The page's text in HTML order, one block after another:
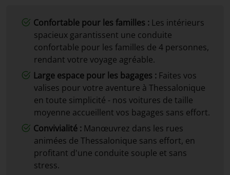
Confortable pour les familles : Les intérieurs
spacieux garantissent une conduite
confortable pour les familles de 4 personnes,
rendant votre voyage agréable.
Large espace pour les bagages : Faites vos
valises pour votre aventure à Thessalonique
en toute simplicité - nos voitures de taille
moyenne accueillent vos bagages sans effort.
Convivialité : Manœuvrez dans les rues
animées de Thessalonique sans effort, en
profitant d'une conduite souple et sans
stress.